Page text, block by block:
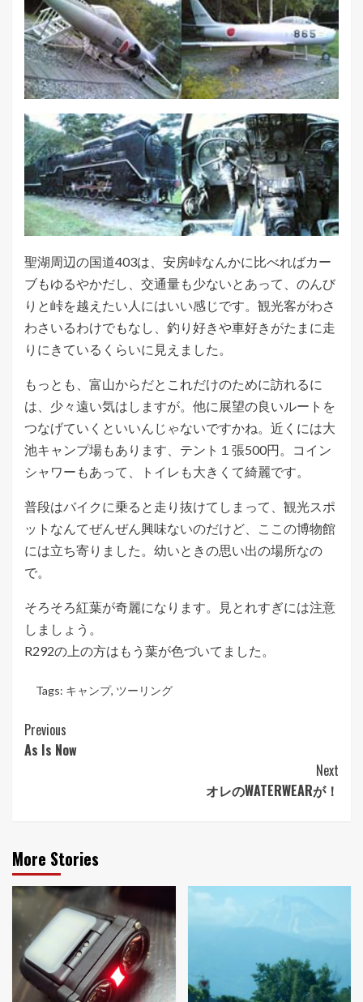
聖湖周辺の国道403は、安房峠なんかに比べればカー
ブもゆるやかだし、交通量も少ないとあって、のんび
りと峠を越えたい人にはいい感じです。観光客がわさ
わさいるわけでもなし、釣り好きや車好きがたまに走
りにきているくらいに見えました。
もっとも、富山からだとこれだけのために訪れるに
は、少々遠い気はしますが。他に展望の良いルートを
つなげていくといいんじゃないですかね。近くには大
池キャンプ場もあります、テント１張500円。コイン
シャワーもあって、トイレも大きくて綺麗です。
普段はバイクに乗ると走り抜けてしまって、観光スポ
ットなんてぜんぜん興味ないのだけど、ここの博物館
には立ち寄りました。幼いときの思い出の場所なの
で。
そろそろ紅葉が奇麗になります。見とれすぎには注意
しましょう。
R292の上の方はもう葉が色づいてました。
Tags: キャンプ, ツーリング
Post
Navigation
Previous
As Is Now
Next
オレのWATERWEARが！
More Stories